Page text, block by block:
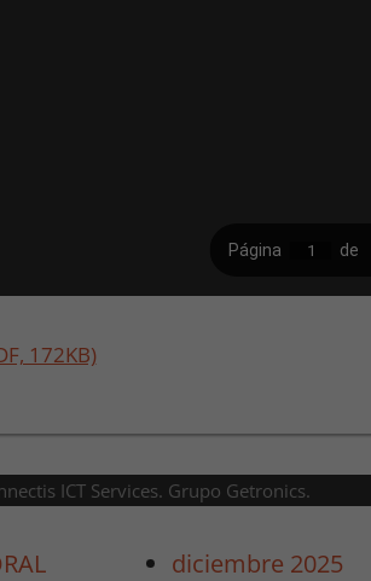
172KB)
ICT Services. Grupo Getronics.
diciembre 2025